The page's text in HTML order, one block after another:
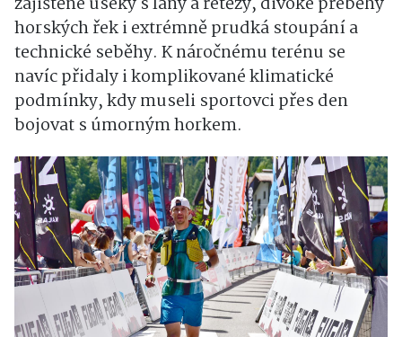
horských řek i extrémně prudká stoupání a
technické seběhy. K náročnému terénu se
navíc přidaly i komplikované klimatické
podmínky, kdy museli sportovci přes den
bojovat s úmorným horkem.